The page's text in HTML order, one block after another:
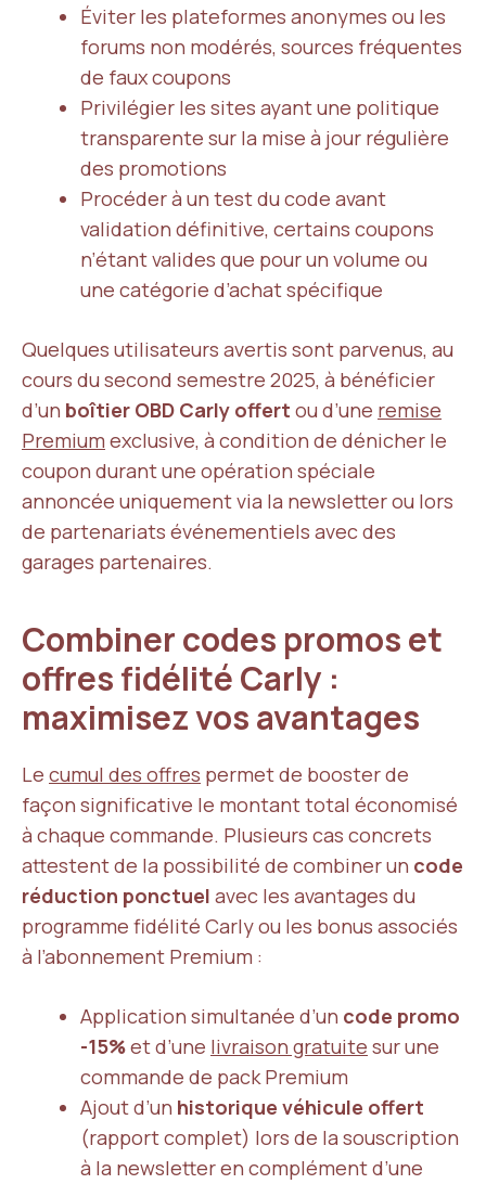
Éviter les plateformes anonymes ou les
forums non modérés, sources fréquentes
de faux coupons
Privilégier les sites ayant une politique
transparente sur la mise à jour régulière
des promotions
Procéder à un test du code avant
validation définitive, certains coupons
n’étant valides que pour un volume ou
une catégorie d’achat spécifique
Quelques utilisateurs avertis sont parvenus, au
cours du second semestre 2025, à bénéficier
d’un boîtier OBD Carly offert ou d’une remise
Premium exclusive, à condition de dénicher le
coupon durant une opération spéciale
annoncée uniquement via la newsletter ou lors
de partenariats événementiels avec des
garages partenaires.
Combiner codes promos et
offres fidélité Carly :
maximisez vos avantages
Le cumul des offres permet de booster de
façon significative le montant total économisé
à chaque commande. Plusieurs cas concrets
attestent de la possibilité de combiner un code
réduction ponctuel avec les avantages du
programme fidélité Carly ou les bonus associés
à l’abonnement Premium :
Application simultanée d’un code promo
-15%et d’une livraison gratuite sur une
commande de pack Premium
Ajout d’un historique véhicule offert
(rapport complet) lors de la souscription
à la newsletter en complément d’une